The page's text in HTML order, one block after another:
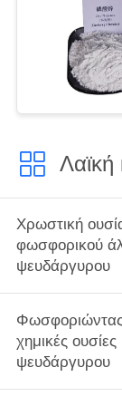
Λαϊκή
Χρωστική
φωσφορικού
ψευδάργυρου
Φωσφοριώντας
χημικές ουσίες
ψευδάργυρου